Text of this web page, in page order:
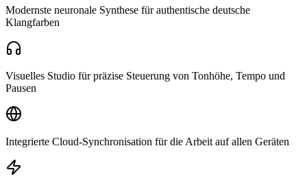
Modernste neuronale Synthese für authentische deutsche
Klangfarben
Visuelles Studio für präzise Steuerung von Tonhöhe, Tempo und
Pausen
Integrierte Cloud-Synchronisation für die Arbeit auf allen Geräten